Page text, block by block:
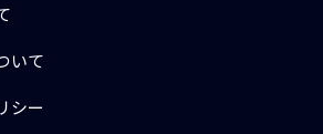
いて
シー